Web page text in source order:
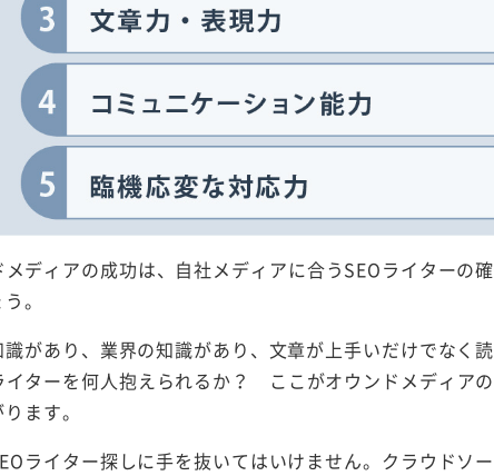
メディアの成功は、自社メディアに合うSEOライターの
。
識があり、業界の知識があり、文章が上手いだけでなく
イターを何人抱えられるか？ ここがオウンドメディア
ます。
ライター探しに手を抜いてはいけません。クラウドソ